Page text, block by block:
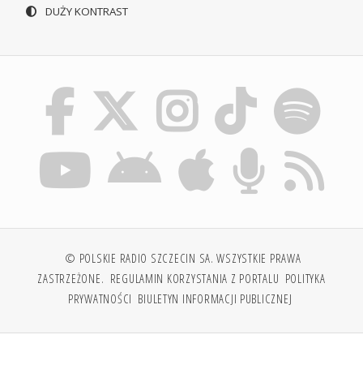
DUŻY KONTRAST
© POLSKIE RADIO SZCZECIN SA. WSZYSTKIE PRAWA
ZASTRZEŻONE. REGULAMIN KORZYSTANIA Z PORTALU POLITYKA
PRYWATNOŚCI BIULETYN INFORMACJI PUBLICZNEJ